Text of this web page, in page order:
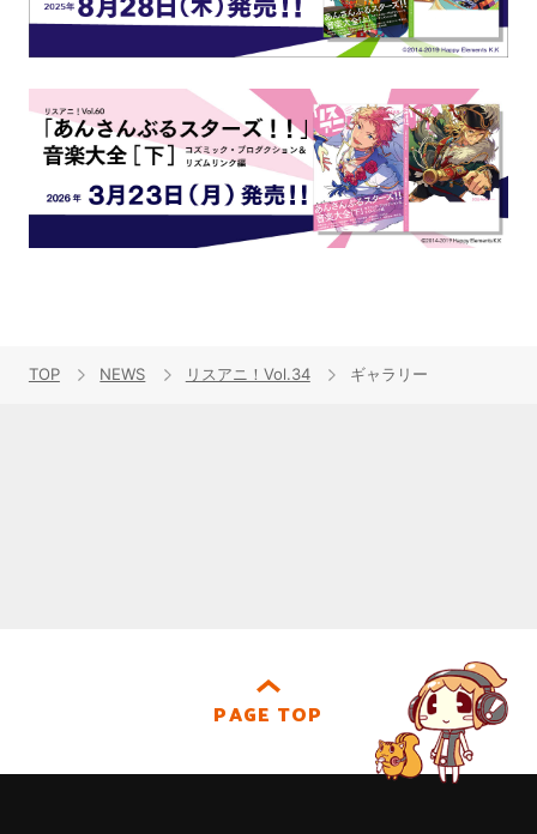
TOP NEWS リスアニ！Vol.34 ギャラリー
PAGE TOP